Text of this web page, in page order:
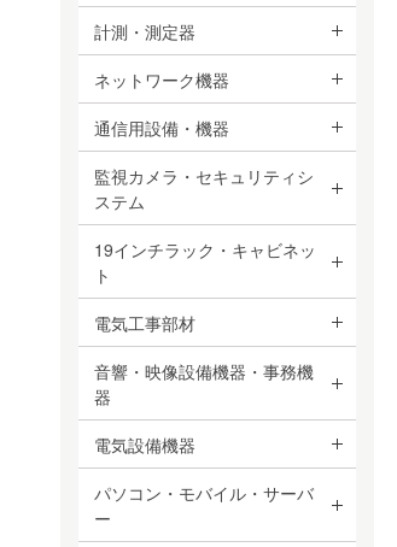
計測・測定器
ネットワーク機器
通信用設備・機器
監視カメラ・セキュリティシ
ステム
19インチラック・キャビネッ
ト
電気工事部材
音響・映像設備機器・事務機
器
電気設備機器
パソコン・モバイル・サーバ
ー